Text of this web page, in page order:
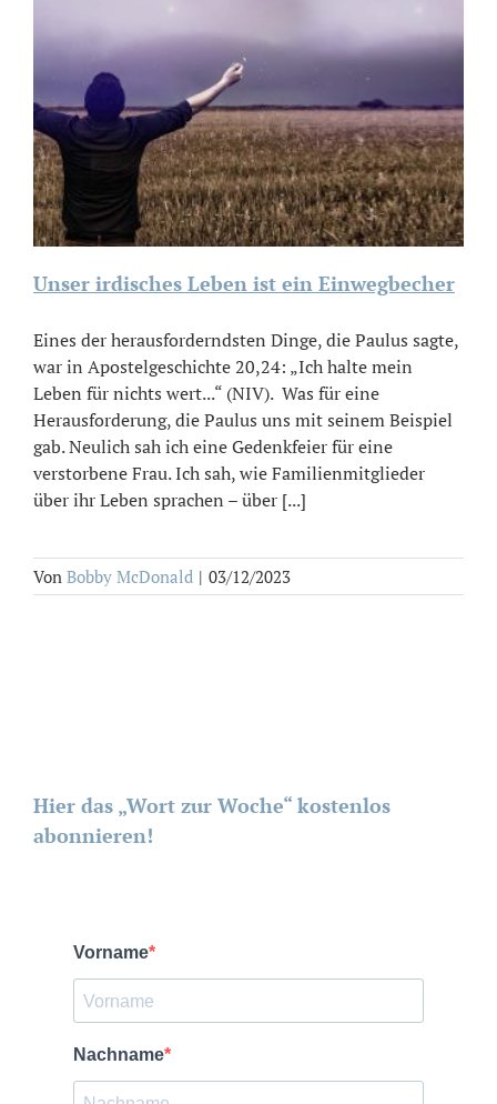
Unser irdisches Leben ist ein Einwegbecher
Eines der herausforderndsten Dinge, die Paulus sagte,
war in Apostelgeschichte 20,24: „Ich halte mein
Leben für nichts wert...“ (NIV). Was für eine
Herausforderung, die Paulus uns mit seinem Beispiel
gab. Neulich sah ich eine Gedenkfeier für eine
verstorbene Frau. Ich sah, wie Familienmitglieder
über ihr Leben sprachen – über [...]
Von Bobby McDonald | 03/12/2023
Hier das „Wort zur Woche“ kostenlos
abonnieren!